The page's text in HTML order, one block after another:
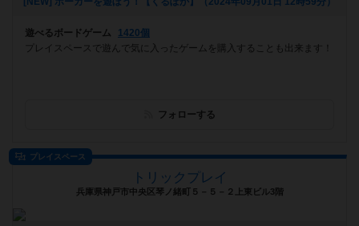
遊べるボードゲーム
1420個
プレイスペースで遊んで気に入ったゲームを購入することも出来ます！
フォローする
プレイスペース
トリックプレイ
兵庫県神戸市中央区琴ノ緒町５－５－２上東ビル3階